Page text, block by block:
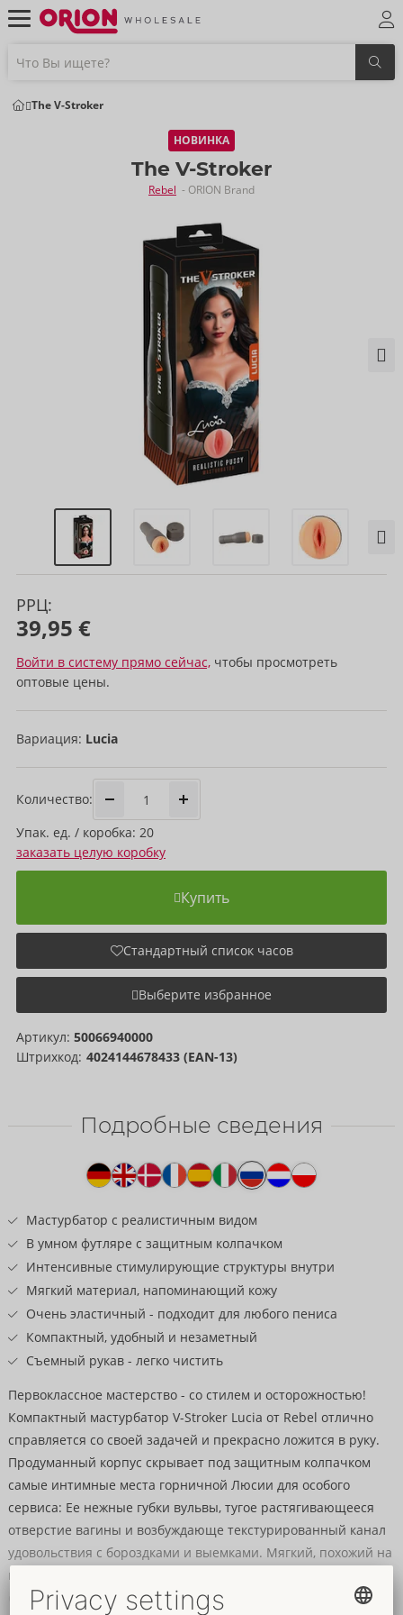
The V-Stroker
НОВИНКА
The V-Stroker
Rebel - ORION Brand
РРЦ:
39,95 €
Войти в систему прямо сейчас, чтобы просмотреть
оптовые цены.
Вариация: Lucia
Количество:
Упак. ед. / коробка: 20
заказать целую коробку
Купить
Стандартный список часов
Выберите избранное
Артикул: 50066940000
Штрихкод: 4024144678433 (EAN-13)
Подробные сведения
товару
Мастурбатор с реалистичным видом
В умном футляре с защитным колпачком
Интенсивные стимулирующие структуры внутри
Мягкий материал, напоминающий кожу
Очень эластичный - подходит для любого пениса
Компактный, удобный и незаметный
Съемный рукав - легко чистить
Первоклассное мастерство - со стилем и осторожностью!
Компактный мастурбатор V-Stroker Lucia от Rebel отлично
справляется со своей задачей и прекрасно ложится в руку.
Продуманный корпус скрывает под защитным колпачком
самые интимные места горничной Люсии для особого
сервиса: Ее нежные губки вульвы, тугое растягивающееся
отверстие вагины и возбуждающе текстурированный канал
удовольствия с бороздками и выемками. Мягкий, похожий на
кожу материал обеспечивает сенсационные реальные
ощущения - для максимального удовольствия во время